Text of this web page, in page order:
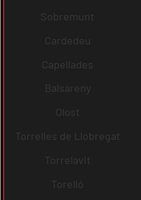
Sobremunt
Cardedeu
Capellades
Balsareny
Olost
Torrelles de Llobregat
Torrelavit
Torelló